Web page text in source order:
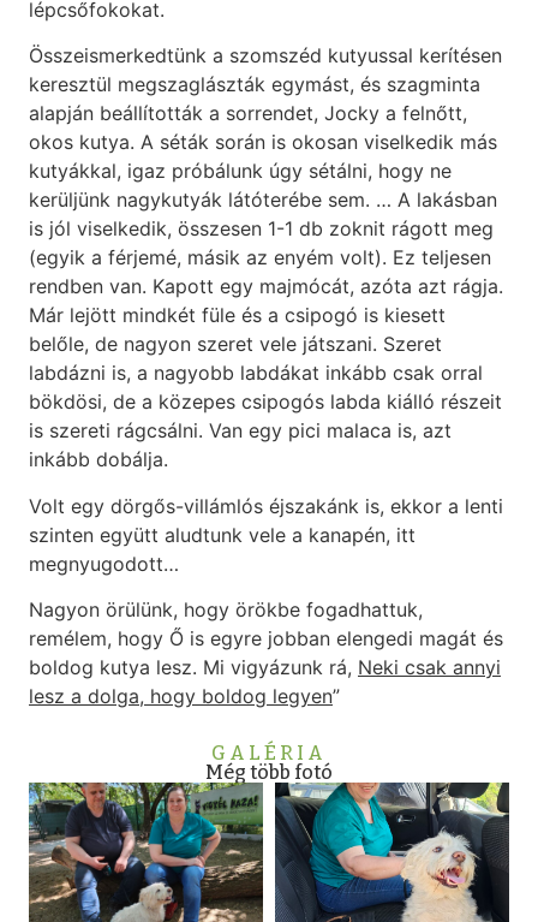
lépcsőfokokat.
Összeismerkedtünk a szomszéd kutyussal kerítésen
keresztül megszaglászták egymást, és szagminta
alapján beállították a sorrendet, Jocky a felnőtt,
okos kutya. A séták során is okosan viselkedik más
kutyákkal, igaz próbálunk úgy sétálni, hogy ne
kerüljünk nagykutyák látóterébe sem. … A lakásban
is jól viselkedik, összesen 1-1 db zoknit rágott meg
(egyik a férjemé, másik az enyém volt). Ez teljesen
rendben van. Kapott egy majmócát, azóta azt rágja.
Már lejött mindkét füle és a csipogó is kiesett
belőle, de nagyon szeret vele játszani. Szeret
labdázni is, a nagyobb labdákat inkább csak orral
bökdösi, de a közepes csipogós labda kiálló részeit
is szereti rágcsálni. Van egy pici malaca is, azt
inkább dobálja.
Volt egy dörgős-villámlós éjszakánk is, ekkor a lenti
szinten együtt aludtunk vele a kanapén, itt
megnyugodott…
Nagyon örülünk, hogy örökbe fogadhattuk,
remélem, hogy Ő is egyre jobban elengedi magát és
boldog kutya lesz. Mi vigyázunk rá, Neki csak annyi
lesz a dolga, hogy boldog legyen”
GALÉRIA
Még több fotó